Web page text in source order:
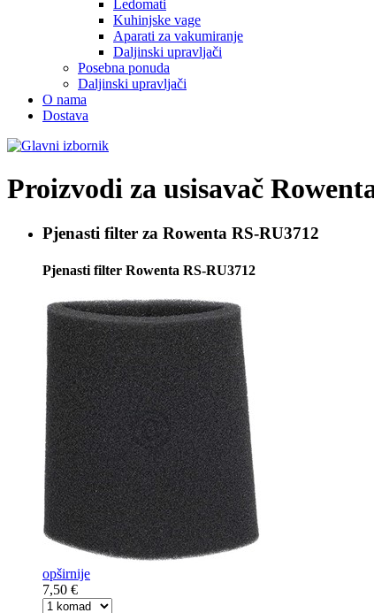
Ledomati
Kuhinjske vage
Aparati za vakumiranje
Daljinski upravljači
Posebna ponuda
Daljinski upravljači
O nama
Dostava
Proizvodi za usisavač
Pjenasti filter za Rowenta RS-RU3712
Pjenasti filter Rowenta RS-RU3712
opširnije
7,50 €